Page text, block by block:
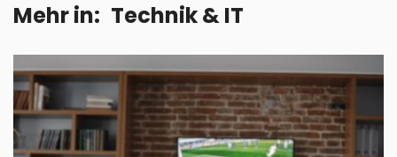
Mehr in: Technik & IT